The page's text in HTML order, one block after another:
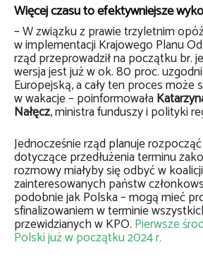
Więcej czasu to efektywniejsze
– W związku z prawie trzyletnim
w implementacji Krajowego Planu
rząd przeprowadził na początku br.
wersja jest już w ok. 80 proc.
Europejską, a cały ten proces może
w wakacje – poinformowała
Nałęcz, ministra funduszy i polityki
Jednocześnie rząd planuje
dotyczące przedłużenia terminu
rozmowy miałyby się odbyć w
zainteresowanych państw
podobnie jak Polska – mogą mieć
sfinalizowaniem w terminie
przewidzianych w KPO. Pierwsze
Polski już w początku 2024 r.